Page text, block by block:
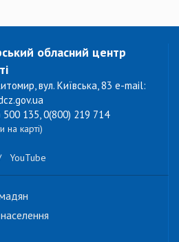
обласний центр
вул. Київська, 83 e-mail:
500 135, 0(800) 219 714
на карті)
YouTube